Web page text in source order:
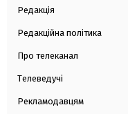
Редакція
Редакційна політика
Про телеканал
Телеведучі
Рекламодавцям